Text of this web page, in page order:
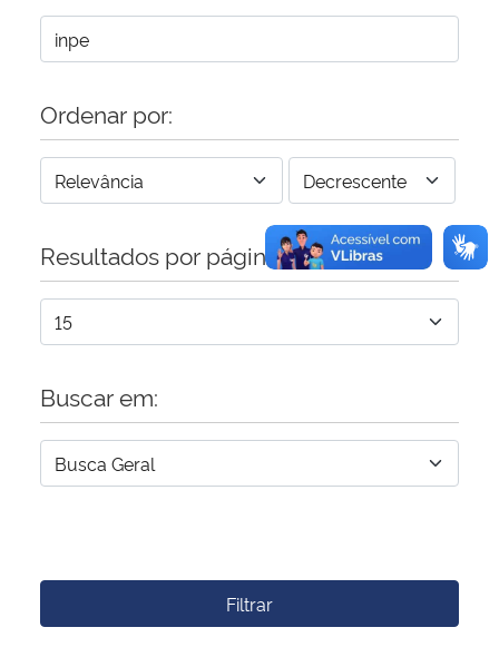
Secretaria de Governo
Advocacia-Geral da União
Ordenar por:
Resultados por página:
Buscar em:
Filtrar